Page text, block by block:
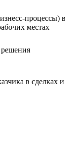
процессы) в
местах
решения
в сделках и